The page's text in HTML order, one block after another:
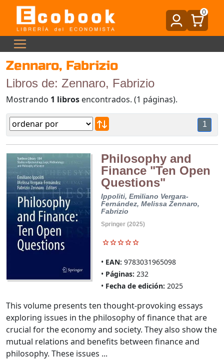
0
Zennaro, Fabrizio
Libros de: Zennaro, Fabrizio
Mostrando 1 libros encontrados. (1 páginas).
1
Philosophy and
Finance "Ten Open
Questions"
Ippoliti, Emiliano Vergara-
Fernández, Melissa Zennaro,
Fabrizio
Springer (2025)
EAN: 9783031965098
Páginas: 232
Fecha de edición: 2025
This volume presents ten thought-provoking essays
exploring issues in the philosophy of finance that are
crucial for the economy and society. They also show the
mutual relations and benefits between finance and
philosophy. These issues ...